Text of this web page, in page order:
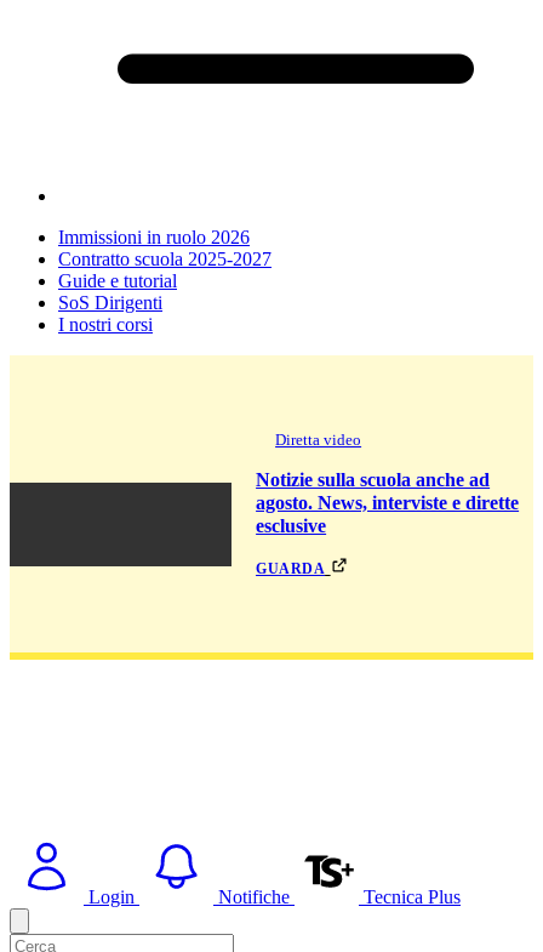
Immissioni in ruolo 2026
Contratto scuola 2025-2027
Guide e tutorial
SoS Dirigenti
I nostri corsi
Diretta video
Notizie sulla scuola anche ad
agosto. News, interviste e dirette
esclusive
guarda
Login Notifiche Tecnica Plus